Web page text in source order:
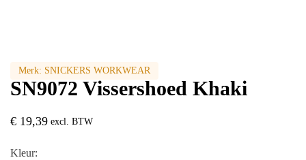
Merk: SNICKERS WORKWEAR
SN9072 Vissershoed Khaki
€ 19,39 excl. BTW
Kleur: